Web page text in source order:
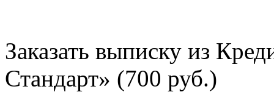
Заказать выписку из
Стандарт» (700 руб.)